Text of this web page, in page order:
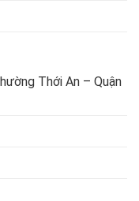
Thới An – Quận